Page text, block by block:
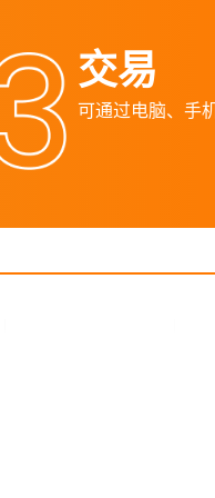
交易
可通过电脑、手